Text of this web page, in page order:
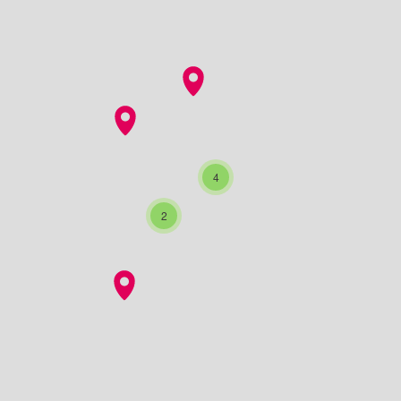
de cette page comme des points de carte. L'élément
2
4